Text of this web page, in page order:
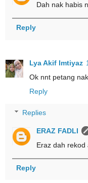
Dah nak habis
Reply
Lya Akif Imtiyaz
Ok nnt petang
Reply
Replies
ERAZ FADLI
Eraz dah rekod
Reply